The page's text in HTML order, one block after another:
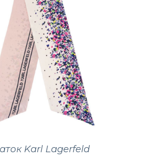
Karl Lagerfeld